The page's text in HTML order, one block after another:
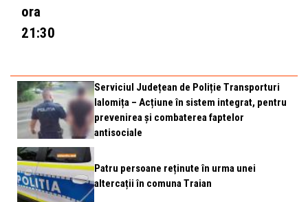
Serviciul Județean de Poliție Transporturi
Ialomița – Acțiune în sistem integrat, pentru
prevenirea și combaterea faptelor
antisociale
Patru persoane reținute în urma unei
altercații în comuna Traian
ora
21:30